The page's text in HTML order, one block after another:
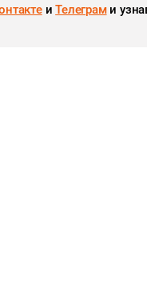
иТелеграми